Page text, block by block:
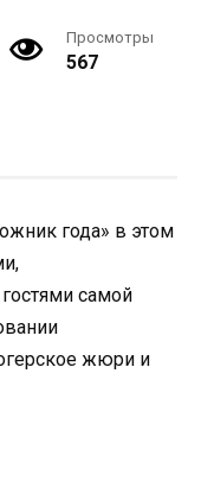
Просмотры
567
года» в этом
самой
жюри и